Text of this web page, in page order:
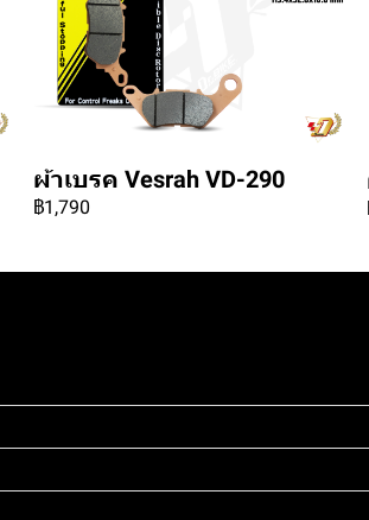
ผ้าเบรค Vesrah VD-290
฿1,790